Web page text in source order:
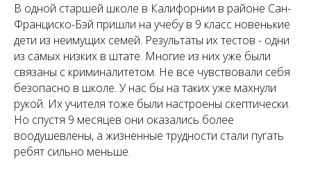
В одной старшей школе в Калифорнии в районе Сан-
Франциско-Бэй пришли на учебу в 9 класс новенькие
дети из неимущих семей. Результаты их тестов - одни
из самых низких в штате. Многие из них уже были
связаны с криминалитетом. Не все чувствовали себя
безопасно в школе. У нас бы на таких уже махнули
рукой. Их учителя тоже были настроены скептически.
Но спустя 9 месяцев они оказались более
воодушевлены, а жизненные трудности стали пугать
ребят сильно меньше.